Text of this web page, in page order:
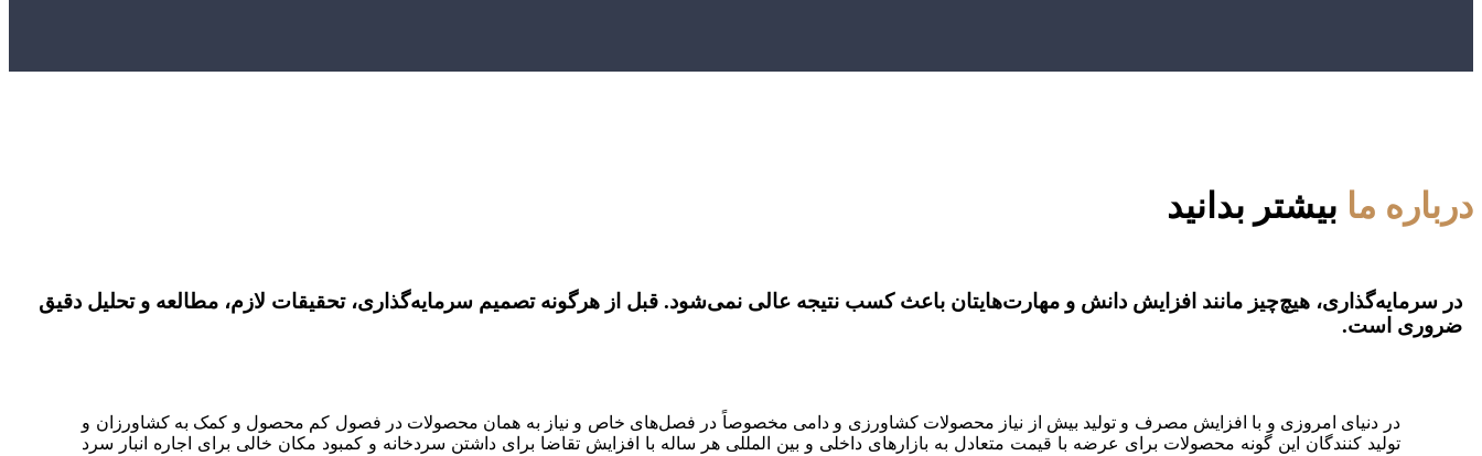
درباره ما بیشتر بدانید
در سرمایه‌گذاری، هیچ‌چیز مانند افزایش دانش و مهارت‌هایتان باعث کسب نتیجه عالی نمی‌شود. قبل از هرگونه تصمیم سرمایه‌گذاری، تحقیقات لازم، مطالعه و تحلیل دقیق
ضروری است.
در دنیای امروزی و با افزایش مصرف و تولید بیش از نیاز محصولات کشاورزی و دامی مخصوصاً در فصل‌های خاص و نیاز به همان محصولات در فصول کم محصول و کمک به کشاورزان و
تولید کنندگان این گونه محصولات برای عرضه با قیمت متعادل به بازارهای داخلی و بین المللی هر ساله با افزایش تقاضا برای داشتن سردخانه و کمبود مکان خالی برای اجاره انبار سرد